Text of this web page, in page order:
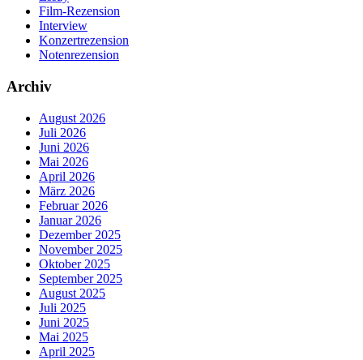
Film-Rezension
Interview
Konzertrezension
Notenrezension
Archiv
August 2026
Juli 2026
Juni 2026
Mai 2026
April 2026
März 2026
Februar 2026
Januar 2026
Dezember 2025
November 2025
Oktober 2025
September 2025
August 2025
Juli 2025
Juni 2025
Mai 2025
April 2025